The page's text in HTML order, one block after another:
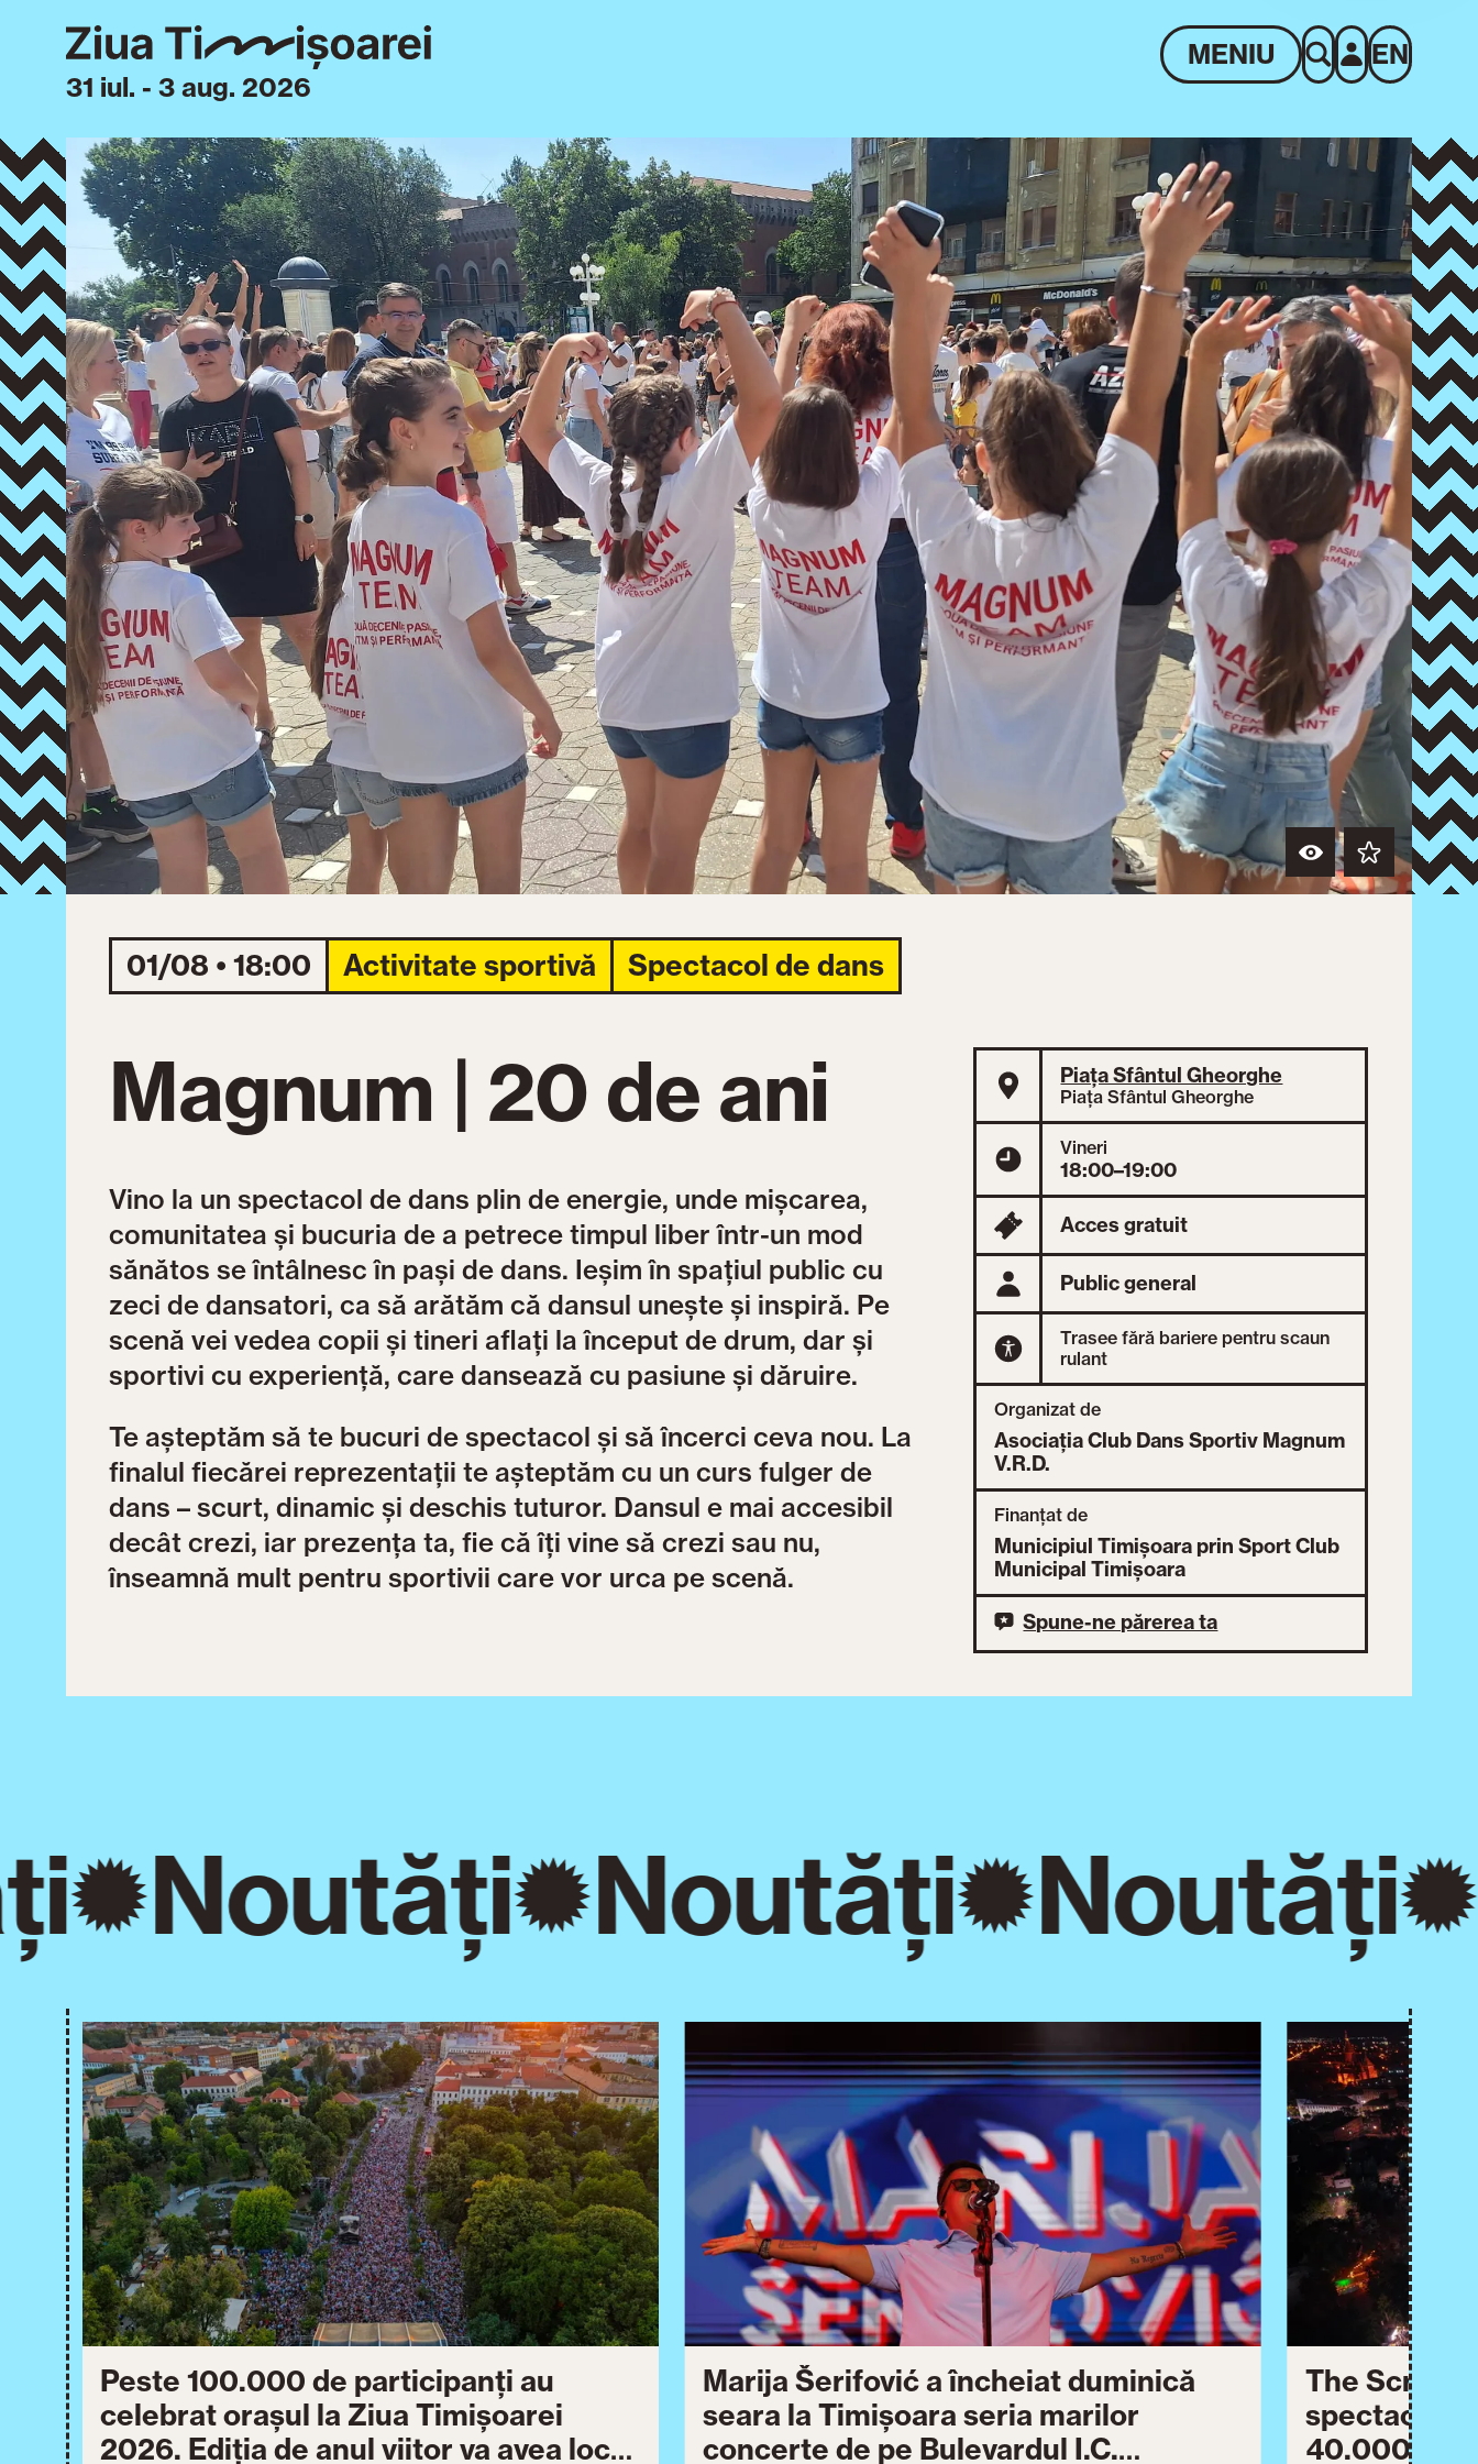
31 iul. - 3 aug. 2026
MENIU EN
01/08 • 18:00 Activitate sportivă Spectacol de dans
Magnum | 20 de ani
Vino la un spectacol de dans plin de energie, unde mișcarea,
comunitatea și bucuria de a petrece timpul liber într-un mod
sănătos se întâlnesc în pași de dans. Ieșim în spațiul public cu
zeci de dansatori, ca să arătăm că dansul unește și inspiră. Pe
scenă vei vedea copii și tineri aflați la început de drum, dar și
sportivi cu experiență, care dansează cu pasiune și dăruire.
Te așteptăm să te bucuri de spectacol și să încerci ceva nou. La
finalul fiecărei reprezentații te așteptăm cu un curs fulger de
dans – scurt, dinamic și deschis tuturor. Dansul e mai accesibil
decât crezi, iar prezența ta, fie că îți vine să crezi sau nu,
înseamnă mult pentru sportivii care vor urca pe scenă.
Piața Sfântul Gheorghe
Piața Sfântul Gheorghe
Vineri
18:00–19:00
Acces gratuit
Public general
Trasee fără bariere pentru scaun
rulant
Organizat de
Asociația Club Dans Sportiv Magnum
V.R.D.
Finanțat de
Municipiul Timișoara prin Sport Club
Municipal Timișoara
Spune-ne părerea ta
Noutăți Noutăți Noutăți
Peste 100.000 de participanți au
celebrat orașul la Ziua Timișoarei
2026. Ediția de anul viitor va avea loc
Marija Šerifović a încheiat duminică
seara la Timișoara seria marilor
concerte de pe Bulevardul I.C.
The Script
40.000 de